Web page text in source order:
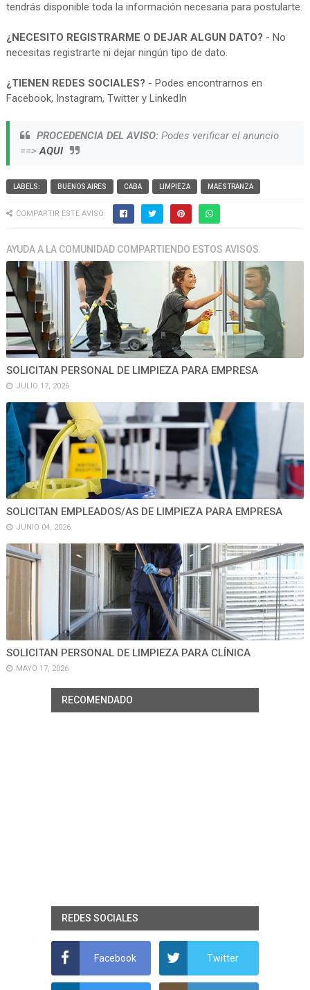
tendrás disponible toda la información necesaria para postularte.
¿NECESITO REGISTRARME O DEJAR ALGUN DATO? - No
necesitas registrarte ni dejar ningún tipo de dato.
¿TIENEN REDES SOCIALES? - Podes encontrarnos en
Facebook, Instagram, Twitter y LinkedIn
PROCEDENCIA DEL AVISO:Podes verificar el anuncio
==>AQUI
LABELS: BUENOS AIRES CABA LIMPIEZA MAESTRANZA
COMPARTIR ESTE AVISO:
AYUDA A LA COMUNIDAD COMPARTIENDO ESTOS AVISOS.
SOLICITAN PERSONAL DE LIMPIEZA PARA EMPRESA
JULIO 17, 2026
SOLICITAN EMPLEADOS/AS DE LIMPIEZA PARA EMPRESA
JUNIO 04, 2026
SOLICITAN PERSONAL DE LIMPIEZA PARA CLÍNICA
MAYO 17, 2026
RECOMENDADO
REDES SOCIALES
Facebook Twitter